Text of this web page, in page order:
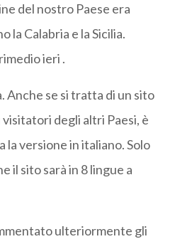
del nostro Paese era
la Calabria e la Sicilia.
ieri .
Anche se si tratta di un sito
degli altri Paesi, è
la versione in italiano. Solo
il sito sarà in 8 lingue a
ulteriormente gli